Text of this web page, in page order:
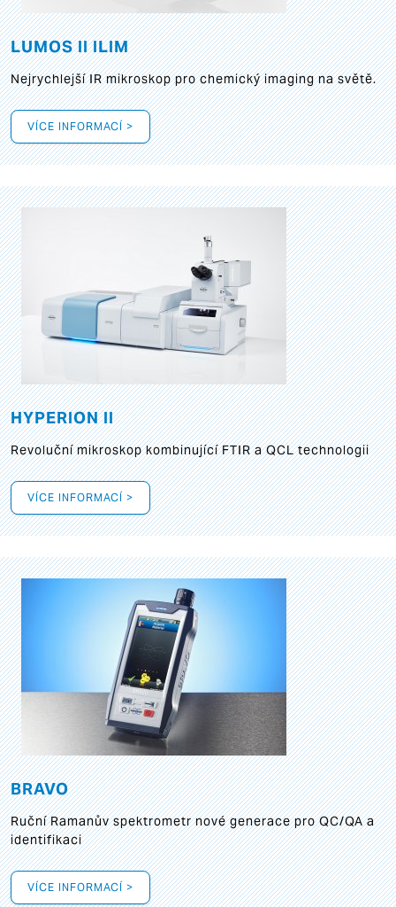
LUMOS II ILIM
Nejrychlejší IR mikroskop pro chemický imaging na světě.
VÍCE INFORMACÍ >
HYPERION II
Revoluční mikroskop kombinující FTIR a QCL technologii
VÍCE INFORMACÍ >
BRAVO
Ruční Ramanův spektrometr nové generace pro QC/QA a
identifikaci
VÍCE INFORMACÍ >